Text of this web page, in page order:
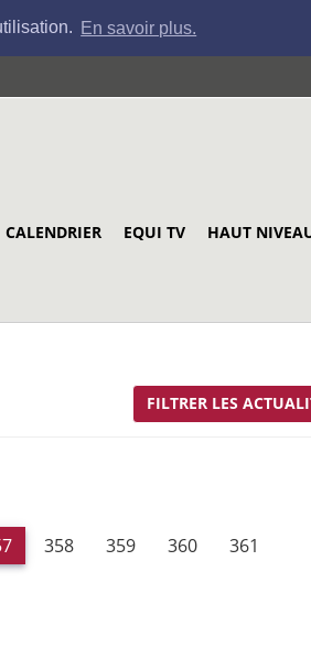
En savoir plus.
CALENDRIER EQUI TV HAUT
FILTRER LES
358 359 360
361